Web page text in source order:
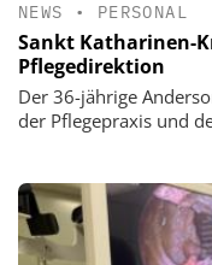
NEWS • PERSONAL
Sankt Katharinen-
Pflegedirektion
Der 36-jährige
der Pflegepraxis und